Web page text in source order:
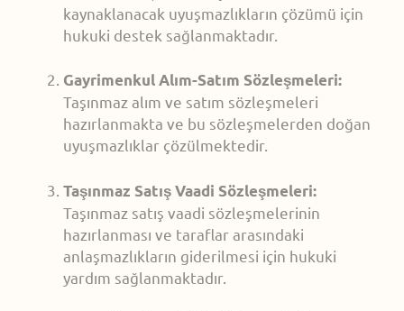
kaynaklanacak uyuşmazlıkların çözümü için
hukuki destek sağlanmaktadır.
Gayrimenkul Alım-Satım Sözleşmeleri:
Taşınmaz alım ve satım sözleşmeleri
hazırlanmakta ve bu sözleşmelerden doğan
uyuşmazlıklar çözülmektedir.
Taşınmaz Satış Vaadi Sözleşmeleri:
Taşınmaz satış vaadi sözleşmelerinin
hazırlanması ve taraflar arasındaki
anlaşmazlıkların giderilmesi için hukuki
yardım sağlanmaktadır.